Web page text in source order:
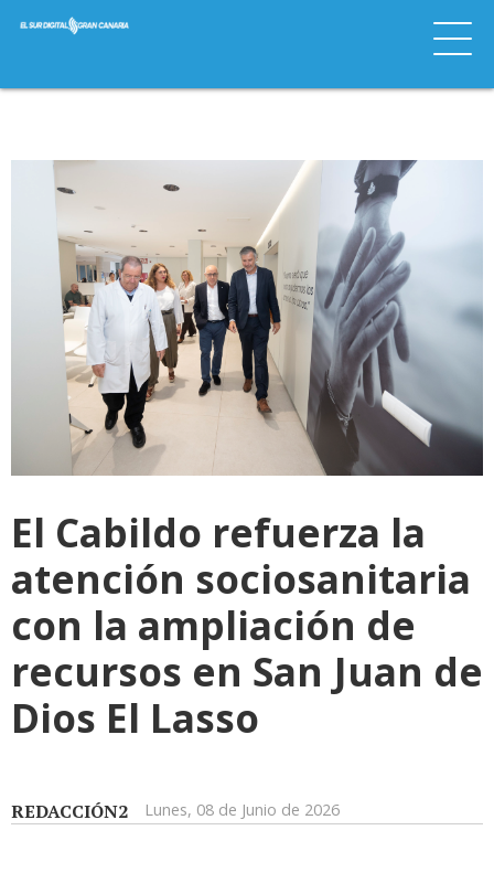
El Cabildo refuerza la
atención sociosanitaria
con la ampliación de
recursos en San Juan de
Dios El Lasso
REDACCIÓN2 Lunes, 08 de Junio de 2026